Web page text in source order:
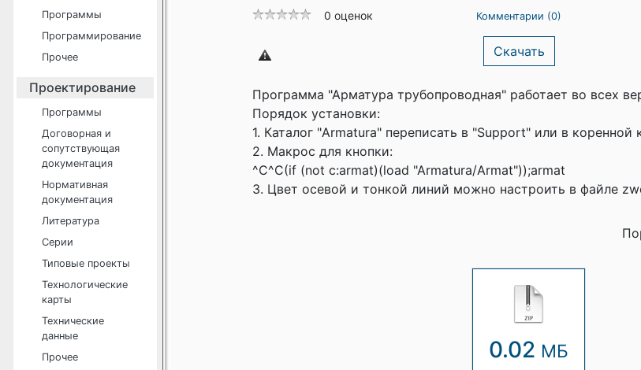
Программы
Программирование
Прочее
Проектирование
Программы
Договорная и
сопутствующая
документация
Нормативная
документация
Литература
Серии
Типовые проекты
Технологические
карты
Технические
данные
Прочее
0 оценок Комментарии (0)
Скачать
Программа "Арматура трубопроводная" работает во всех
Порядок установки:
1. Каталог "Armatura" переписать в "Support" или в коренной
2. Макрос для кнопки:
^C^С(if (not c:armat)(load "Armatura/Armat"));armat
3. Цвет осевой и тонкой линий можно настроить в файле
0.02 МБ